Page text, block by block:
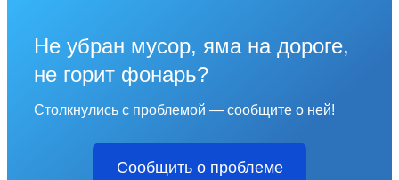
Не убран мусор, яма на дороге,
не горит фонарь?
Столкнулись с проблемой — сообщите о ней!
Сообщить о проблеме